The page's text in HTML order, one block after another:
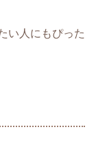
い人にもぴった